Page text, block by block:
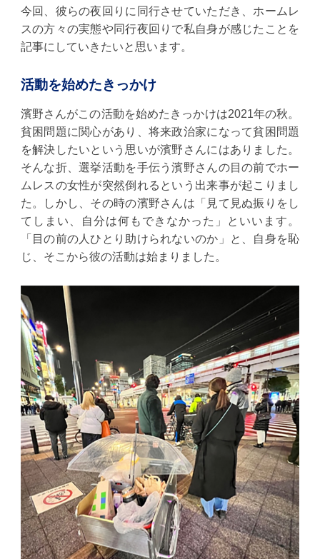
今回、彼らの夜回りに同行させていただき、ホームレ
スの方々の実態や同行夜回りで私自身が感じたことを
記事にしていきたいと思います。
活動を始めたきっかけ
濱野さんがこの活動を始めたきっかけは2021年の秋。
貧困問題に関心があり、将来政治家になって貧困問題
を解決したいという思いが濱野さんにはありました。
そんな折、選挙活動を手伝う濱野さんの目の前でホー
ムレスの女性が突然倒れるという出来事が起こりまし
た。しかし、その時の濱野さんは「見て見ぬ振りをし
てしまい、自分は何もできなかった」といいます。
「目の前の人ひとり助けられないのか」と、自身を恥
じ、そこから彼の活動は始まりました。